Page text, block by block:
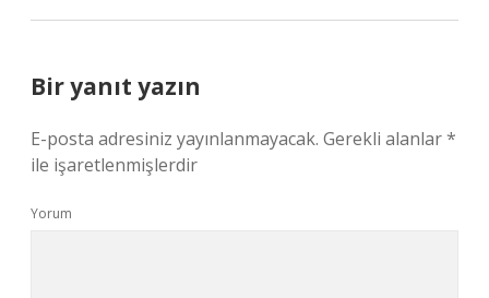
Bir yanıt yazın
E-posta adresiniz yayınlanmayacak. Gerekli alanlar*
ile işaretlenmişlerdir
Yorum